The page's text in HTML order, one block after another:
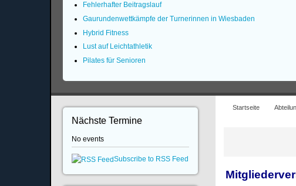
Fehlerhafter Beitragslauf
Gaurundenwettkämpfe der Turnerinnen in Wiesbaden
Hybrid Fitness
Lust auf Leichtathletik
Pilates für Senioren
Startseite
Nächste Termine
No events
Subscribe to RSS Feed